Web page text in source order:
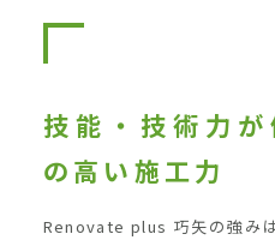
技能・技術力
の高い施工力
Renovate plus 巧矢の強み